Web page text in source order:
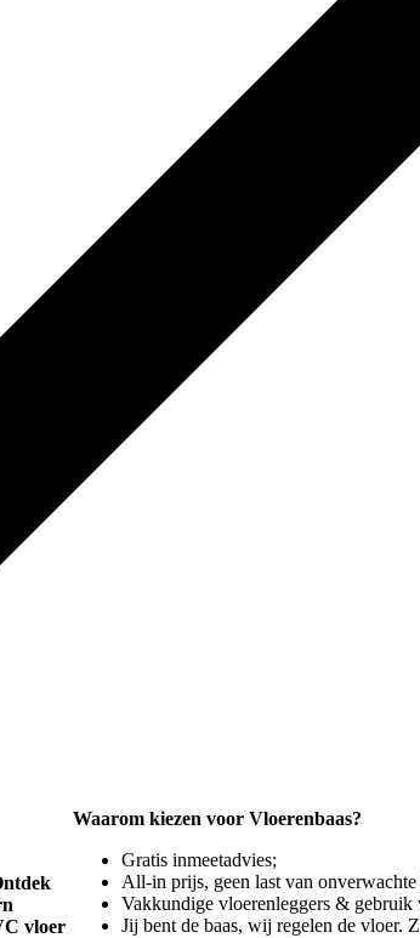
vloer
Waarom kiezen voor Vloerenbaas?
Gratis inmeetadvies;
All-in prijs, geen last van onverwachte
Vakkundige vloerenleggers & gebruik
Jij bent de baas, wij regelen de vloer.